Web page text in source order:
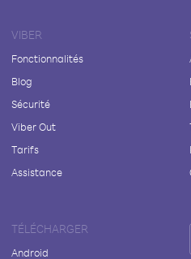
VIBER
Fonctionnalités
Blog
Sécurité
Viber Out
Tarifs
Assistance
TÉLÉCHARGER
Android